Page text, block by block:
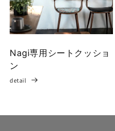
Nagi専用シートクッショ
ン
detail